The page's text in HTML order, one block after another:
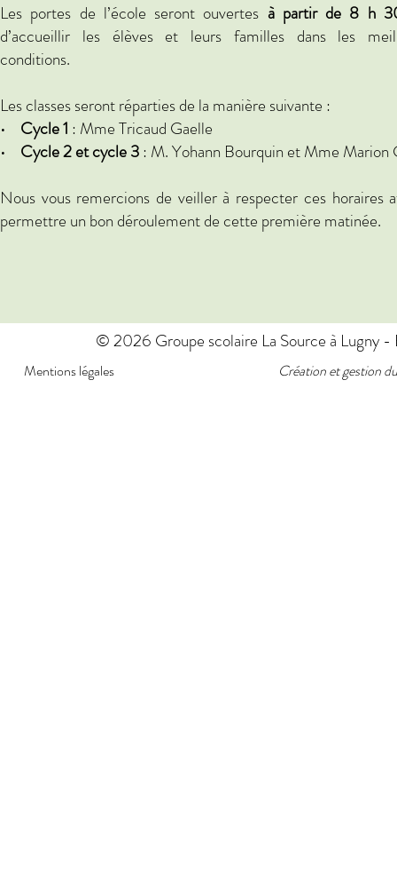
Les portes de l’école seront ouvertes à partir de 8 h
d’accueillir les élèves et leurs familles dans les
conditions.
Les classes seront réparties de la manière suivante :
• Cycle 1 : Mme Tricaud Gaelle
• Cycle 2 et cycle 3: M. Yohann Bourquin et Mme Marion
Nous vous remercions de veiller à respecter ces horaires
permettre un bon déroulement de cette première matinée.
© 2026 Groupe scolaire La Source à Lugny
Mentions légales Création et gestion